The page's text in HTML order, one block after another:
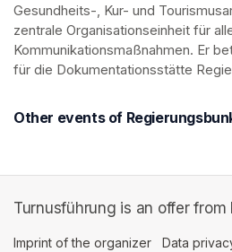
Gesundheits-, Kur- und
zentrale Organisationseinheit für
Kommunikationsmaßnahmen. Er
für die Dokumentationsstätte
Other events of
Turnusführung is an offer from
Imprint of the organizer (opens in a
Data